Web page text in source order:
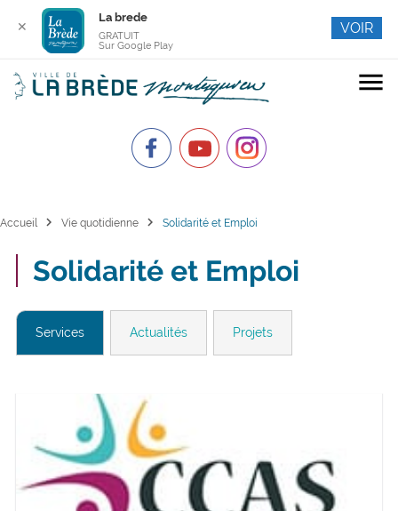
menu
Accueil chevron_right Vie quotidienne chevron_right Solidarité et Emploi
Solidarité et Emploi
Services Actualités Projets
✕
La brede
GRATUIT
Sur Google Play
VOIR